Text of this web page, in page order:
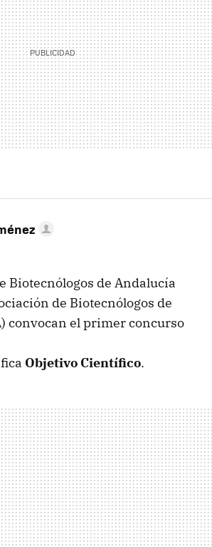
Biotecnólogos de Andalucía
de Biotecnólogos de
) convocan el primer concurso
Objetivo Científico.